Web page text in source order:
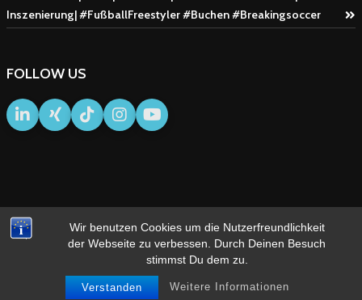
Wir benutzen Cookies um die Nutzerfreundlichkeit
der Webseite zu verbessen. Durch Deinen Besuch
stimmst Du dem zu.
Verstanden Weitere Informationen
Inszenierung| #FußballFreestyler #Buchen #Breakingsoccer
FOLLOW US
IMPRESSUM AGB